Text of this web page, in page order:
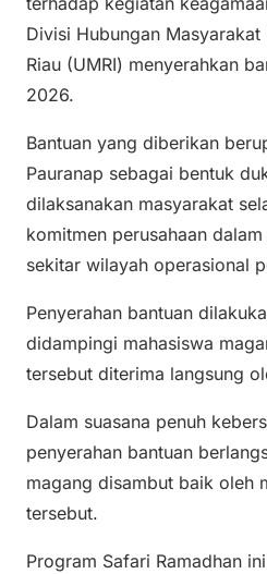
Divisi Hubungan
Riau (UMRI) menyerahkan
2026.
Bantuan yang diberikan
Pauranap sebagai bentuk
dilaksanakan masyarakat
komitmen perusahaan
sekitar wilayah operasional
Penyerahan bantuan
didampingi mahasiswa
tersebut diterima langsung
Dalam suasana penuh
penyerahan bantuan
magang disambut baik oleh
tersebut.
Program Safari Ramadhan